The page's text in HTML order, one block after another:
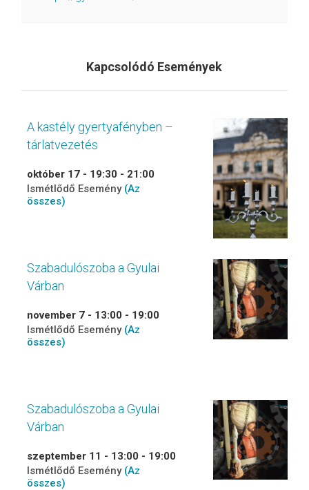
Kapcsolódó Események
A kastély gyertyafényben –
tárlatvezetés
október 17 - 19:30 - 21:00
Ismétlődő Esemény (Az
összes)
Szabadulószoba a Gyulai
Várban
november 7 - 13:00 - 19:00
Ismétlődő Esemény (Az
összes)
Szabadulószoba a Gyulai
Várban
szeptember 11 - 13:00 - 19:00
Ismétlődő Esemény (Az
összes)